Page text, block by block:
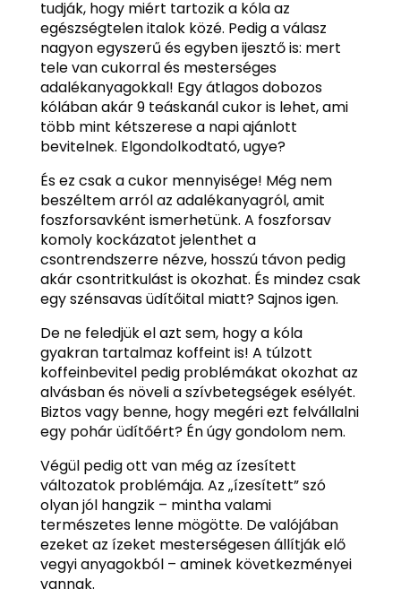
tudják, hogy miért tartozik a kóla az
egészségtelen italok közé. Pedig a válasz
nagyon egyszerű és egyben ijesztő is: mert
tele van cukorral és mesterséges
adalékanyagokkal! Egy átlagos dobozos
kólában akár 9 teáskanál cukor is lehet, ami
több mint kétszerese a napi ajánlott
bevitelnek. Elgondolkodtató, ugye?
És ez csak a cukor mennyisége! Még nem
beszéltem arról az adalékanyagról, amit
foszforsavként ismerhetünk. A foszforsav
komoly kockázatot jelenthet a
csontrendszerre nézve, hosszú távon pedig
akár csontritkulást is okozhat. És mindez csak
egy szénsavas üdítőital miatt? Sajnos igen.
De ne feledjük el azt sem, hogy a kóla
gyakran tartalmaz koffeint is! A túlzott
koffeinbevitel pedig problémákat okozhat az
alvásban és növeli a szívbetegségek esélyét.
Biztos vagy benne, hogy megéri ezt felvállalni
egy pohár üdítőért? Én úgy gondolom nem.
Végül pedig ott van még az ízesített
változatok problémája. Az „ízesített” szó
olyan jól hangzik – mintha valami
természetes lenne mögötte. De valójában
ezeket az ízeket mesterségesen állítják elő
vegyi anyagokból – aminek következményei
vannak.